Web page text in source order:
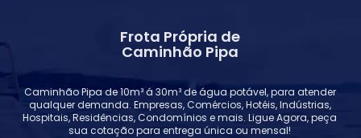
Frota Própria de
Caminhão Pipa
Caminhão Pipa de 10m³ á 30m³ de água potável, para atender
qualquer demanda. Empresas, Comércios, Hotéis, Indústrias,
Hospitais, Residências, Condomínios e mais. Ligue Agora, peça
sua cotação para entrega única ou mensal!